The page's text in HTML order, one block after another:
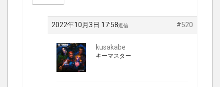
2022年10月3日 17:58 #520
返信
kusakabe
キーマスター